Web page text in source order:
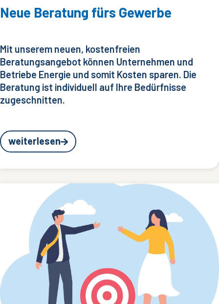
Neue Beratung fürs Gewerbe
Mit unserem neuen, kostenfreien
Beratungsangebot können Unternehmen und
Betriebe Energie und somit Kosten sparen. Die
Beratung ist individuell auf Ihre Bedürfnisse
zugeschnitten.
weiterlesen